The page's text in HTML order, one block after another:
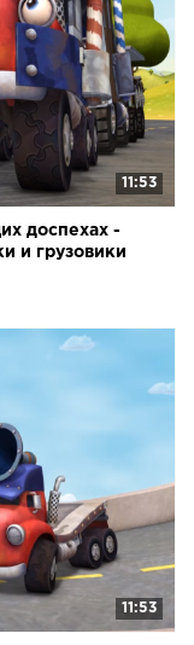
11:53
доспехах -
и грузовики
11:53